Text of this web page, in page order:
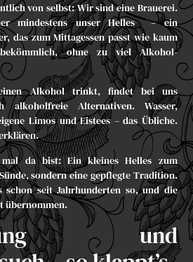
von selbst: Wir sind eine Brauerei.
mindestens unserHelles– ein
das zum Mittagessen passt wie kaum
ohne zu viel Alkohol-
Alkohol trinkt, findet bei uns
alkoholfreie Alternativen. Wasser,
Limos und Eistees – das Übliche.
da bist: Ein kleines Helles zum
sondern eine gepflegte Tradition.
schon seit Jahrhunderten so, und die
übernommen.
und